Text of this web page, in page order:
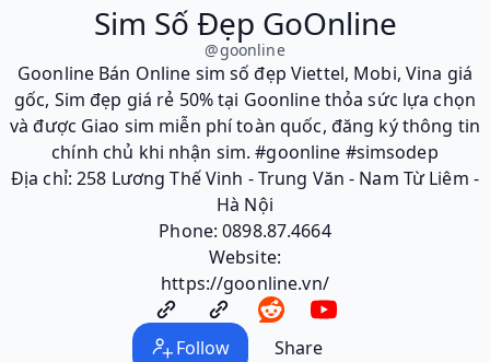
Sim Số Đẹp GoOnline
@goonline
Goonline Bán Online sim số đẹp Viettel, Mobi, Vina giá
gốc, Sim đẹp giá rẻ 50% tại Goonline thỏa sức lựa chọn
và được Giao sim miễn phí toàn quốc, đăng ký thông tin
chính chủ khi nhận sim. #goonline #simsodep
Địa chỉ: 258 Lương Thế Vinh - Trung Văn - Nam Từ Liêm -
Hà Nội
Phone: 0898.87.4664
Website:
https://goonline.vn/
Follow Share